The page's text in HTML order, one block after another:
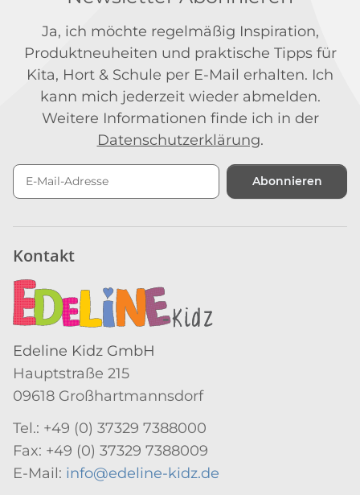
Ja, ich möchte regelmäßig Inspiration,
Produktneuheiten und praktische Tipps für
Kita, Hort & Schule per E-Mail erhalten. Ich
kann mich jederzeit wieder abmelden.
Weitere Informationen finde ich in der
Datenschutzerklärung.
Abonnieren
Kontakt
Edeline Kidz GmbH
Hauptstraße 215
09618 Großhartmannsdorf
Tel.: +49 (0) 37329 7388000
Fax: +49 (0) 37329 7388009
E-Mail: info@edeline-kidz.de